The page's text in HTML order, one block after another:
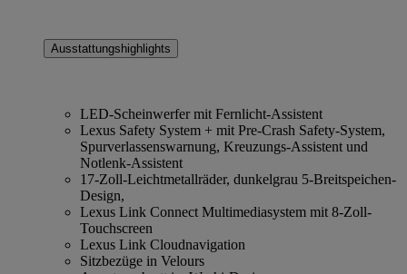
Ausstattungshighlights
LED-Scheinwerfer mit Fernlicht-Assistent
Lexus Safety System + mit Pre-Crash Safety-System,
Spurverlassenswarnung, Kreuzungs-Assistent und
Notlenk-Assistent
17-Zoll-Leichtmetallräder, dunkelgrau 5-Breitspeichen-
Design,
Lexus Link Connect Multimediasystem mit 8-Zoll-
Touchscreen
Lexus Link Cloudnavigation
Sitzbezüge in Velours